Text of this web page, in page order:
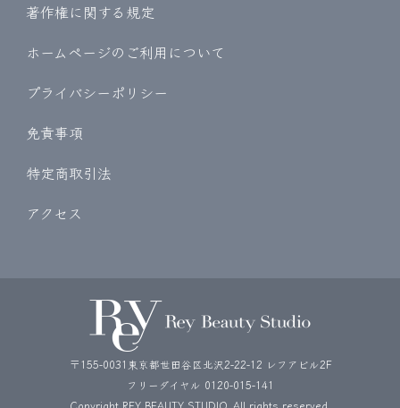
著作権に関する規定
ホームページのご利用について
プライバシーポリシー
免責事項
特定商取引法
アクセス
〒155-0031東京都世田谷区北沢2-22-12 レフアビル2F
フリーダイヤル 0120-015-141